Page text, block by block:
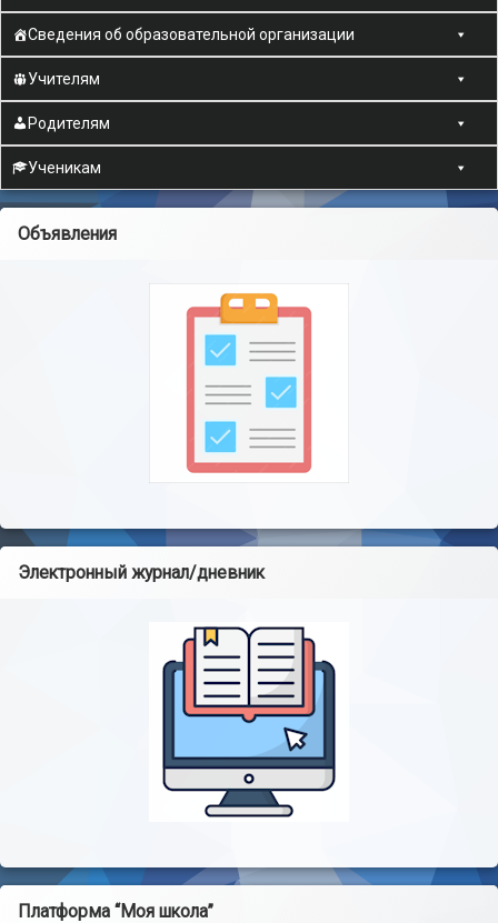
Сведения об образовательной организации
Учителям
Родителям
Ученикам
Объявления
Электронный журнал/дневник
Платформа “Моя школа”